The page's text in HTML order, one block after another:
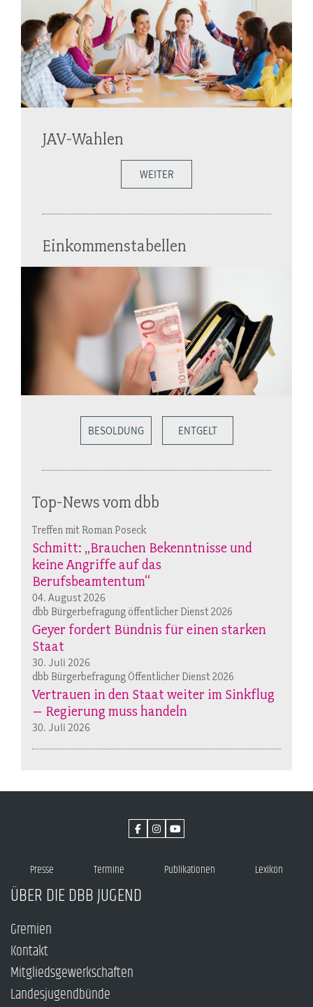
JAV-Wahlen
WEITER
Einkommenstabellen
BESOLDUNG ENTGELT
Top-News vom dbb
Treffen mit Roman Poseck
Schmitt: „Brauchen Bekenntnisse und
keine Angriffe auf das
Berufsbeamtentum“
04. August 2026
dbb Bürgerbefragung öffentlicher Dienst 2026
Geyer fordert Bündnis für einen starken
Staat
30. Juli 2026
dbb Bürgerbefragung Öffentlicher Dienst 2026
Vertrauen in den Staat weiter im Sinkflug
– Regierung muss handeln
30. Juli 2026
Presse Termine Publikationen Lexikon
ÜBER DIE DBB JUGEND
Gremien
Kontakt
Mitgliedsgewerkschaften
Landesjugendbünde